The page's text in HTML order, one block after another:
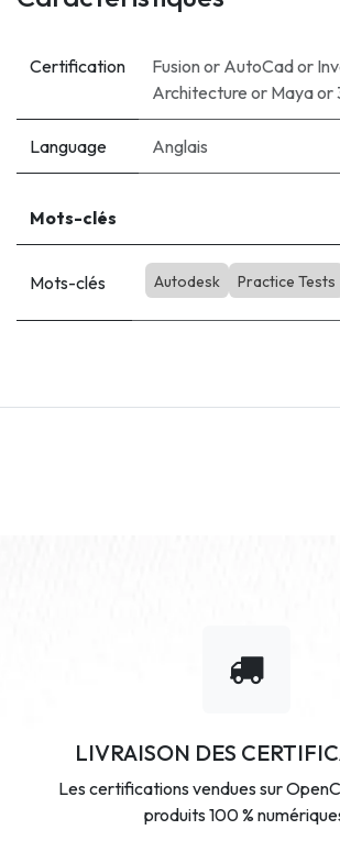
Certification Fusionor AutoCador
Architecture or Mayaor
Language Anglais
Mots-clés
Mots-clés Autodesk Practice Tests
LIVRAISON DES
Les certifications vendues sur
produits 100 %